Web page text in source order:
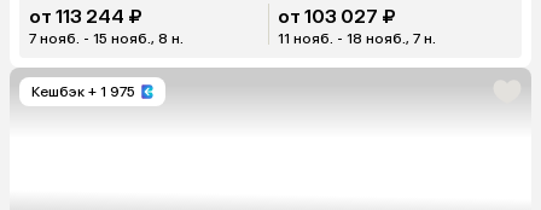
от 113 244 ₽
7 нояб. - 15 нояб., 8 н.
от 103 027 ₽
11 нояб. - 18 нояб., 7 н.
Кешбэк + 1 975